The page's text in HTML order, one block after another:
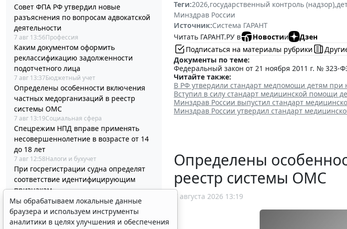
Совет ФПА РФ утвердил новые
разъяснения по вопросам адвокатской
деятельности
7 авг 13:56Профессия
Каким документом оформить
реклассификацию задолженности
подотчетного лица
7 авг 13:37Бюджетный учет
Определены особенности включения
частных медорганизаций в реестр
системы ОМС
7 авг 13:19Социальная сфера
Спецрежим НПД вправе применять
несовершеннолетние в возрасте от 14
до 18 лет
7 авг 12:58Налоги и бухучет
При госрегистрации судна определят
соответствие идентифицирующим
признакам
7 авг 12:34Транспорт
В Госдуме предложили заменить ЕГЭ
аттестацией в форме государственного
Теги:2026,государственный контроль (надзор),
Минздрав России
Источник:Система ГАРАНТ
Читать ГАРАНТ.РУ в
Новостии
Дзен
Подписаться на материалы рубрики
Документы по теме:
Федеральный закон от 21 ноября 2011 г. № 323-
Читайте также:
В РФ утвердили стандарт медпомощи детям при
Вступил в силу стандарт медицинской помощи
Минздрав России выпустил стандарт
Минздрав России утвердил стандарт
Определены
реестр системы ОМС
7 августа 2026 13:19
Мы обрабатываем локальные данные
браузера и используем инструменты
аналитики в целях улучшения и обеспечения